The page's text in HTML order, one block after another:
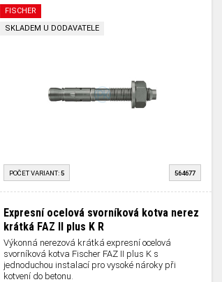
FISCHER
SKLADEM U DODAVATELE
POČET VARIANT:5 564677
Expresní ocelová svorníková kotva nerez
krátká FAZ II plus K R
Výkonná nerezová krátká expresní ocelová
svorníková kotva Fischer FAZ II plus K s
jednoduchou instalací pro vysoké nároky při
kotvení do betonu.